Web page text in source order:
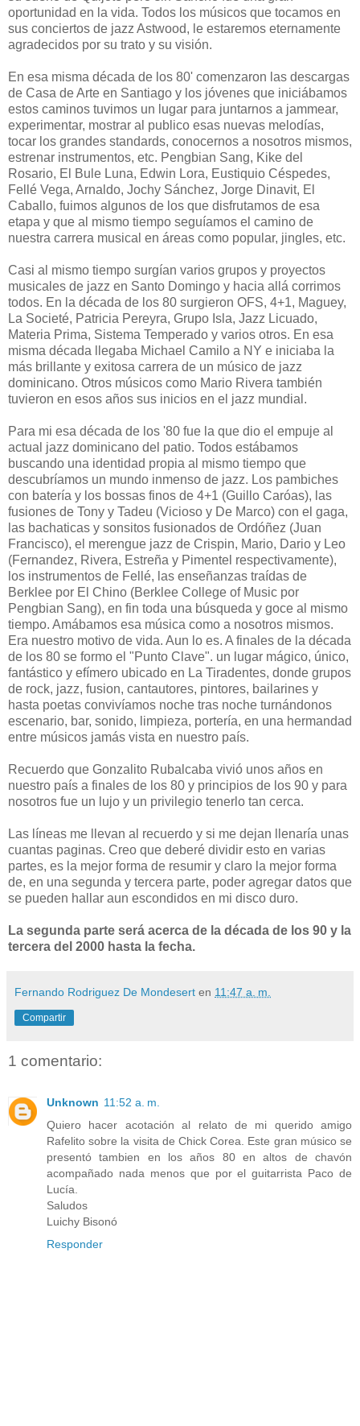
oportunidad en la vida. Todos los músicos que tocamos en
sus conciertos de jazz Astwood, le estaremos eternamente
agradecidos por su trato y su visión.
En esa misma década de los 80' comenzaron las descargas
de Casa de Arte en Santiago y los jóvenes que iniciábamos
estos caminos tuvimos un lugar para juntarnos a jammear,
experimentar, mostrar al publico esas nuevas melodías,
tocar los grandes standards, conocernos a nosotros mismos,
estrenar instrumentos, etc. Pengbian Sang, Kike del
Rosario, El Bule Luna, Edwin Lora, Eustiquio Céspedes,
Fellé Vega, Arnaldo, Jochy Sánchez, Jorge Dinavit, El
Caballo, fuimos algunos de los que disfrutamos de esa
etapa y que al mismo tiempo seguíamos el camino de
nuestra carrera musical en áreas como popular, jingles, etc.
Casi al mismo tiempo surgían varios grupos y proyectos
musicales de jazz en Santo Domingo y hacia allá corrimos
todos. En la década de los 80 surgieron OFS, 4+1, Maguey,
La Societé, Patricia Pereyra, Grupo Isla, Jazz Licuado,
Materia Prima, Sistema Temperado y varios otros. En esa
misma década llegaba Michael Camilo a NY e iniciaba la
más brillante y exitosa carrera de un músico de jazz
dominicano. Otros músicos como Mario Rivera también
tuvieron en esos años sus inicios en el jazz mundial.
Para mi esa década de los '80 fue la que dio el empuje al
actual jazz dominicano del patio. Todos estábamos
buscando una identidad propia al mismo tiempo que
descubríamos un mundo inmenso de jazz. Los pambiches
con batería y los bossas finos de 4+1 (Guillo Caróas), las
fusiones de Tony y Tadeu (Vicioso y De Marco) con el gaga,
las bachaticas y sonsitos fusionados de Ordóñez (Juan
Francisco), el merengue jazz de Crispin, Mario, Dario y Leo
(Fernandez, Rivera, Estreña y Pimentel respectivamente),
los instrumentos de Fellé, las enseñanzas traídas de
Berklee por El Chino (Berklee College of Music por
Pengbian Sang), en fin toda una búsqueda y goce al mismo
tiempo. Amábamos esa música como a nosotros mismos.
Era nuestro motivo de vida. Aun lo es. A finales de la década
de los 80 se formo el "Punto Clave". un lugar mágico, único,
fantástico y efímero ubicado en La Tiradentes, donde grupos
de rock, jazz, fusion, cantautores, pintores, bailarines y
hasta poetas convivíamos noche tras noche turnándonos
escenario, bar, sonido, limpieza, portería, en una hermandad
entre músicos jamás vista en nuestro país.
Recuerdo que Gonzalito Rubalcaba vivió unos años en
nuestro país a finales de los 80 y principios de los 90 y para
nosotros fue un lujo y un privilegio tenerlo tan cerca.
Las líneas me llevan al recuerdo y si me dejan llenaría unas
cuantas paginas. Creo que deberé dividir esto en varias
partes, es la mejor forma de resumir y claro la mejor forma
de, en una segunda y tercera parte, poder agregar datos que
se pueden hallar aun escondidos en mi disco duro.
La segunda parte será acerca de la década de los 90 y la
tercera del 2000 hasta la fecha.
Fernando Rodriguez De Mondesert en 11:47 a. m.
Compartir
1 comentario:
Unknown 11:52 a. m.
Quiero hacer acotación al relato de mi querido amigo
Rafelito sobre la visita de Chick Corea. Este gran músico se
presentó tambien en los años 80 en altos de chavón
acompañado nada menos que por el guitarrista Paco de
Lucía.
Saludos
Luichy Bisonó
Responder